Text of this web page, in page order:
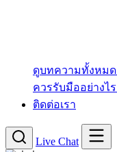
ดูบทความทั้งหมด
ควรรับมืออย่างไ
ติดต่อเรา
Live Chat